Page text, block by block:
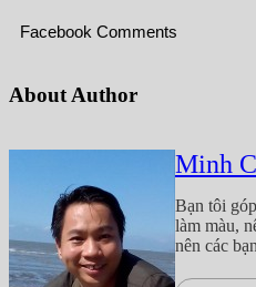
Facebook Comments
About Author
Minh
Bạn tôi
làm màu,
nên các